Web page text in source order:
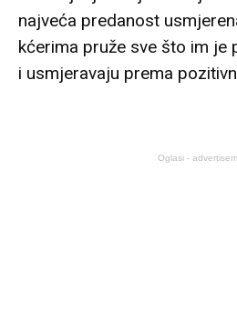
najveća predanost
kćerima pruže sve što im je
i usmjeravaju prema
Oglasi -